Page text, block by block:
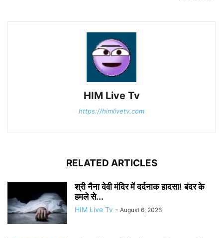
HIM Live Tv
https://himlivetv.com
RELATED ARTICLES
श्री नैना देवी मंदिर में दर्दनाक हादसा! बंदर के
हमले से...
HIM Live Tv - August 6, 2026